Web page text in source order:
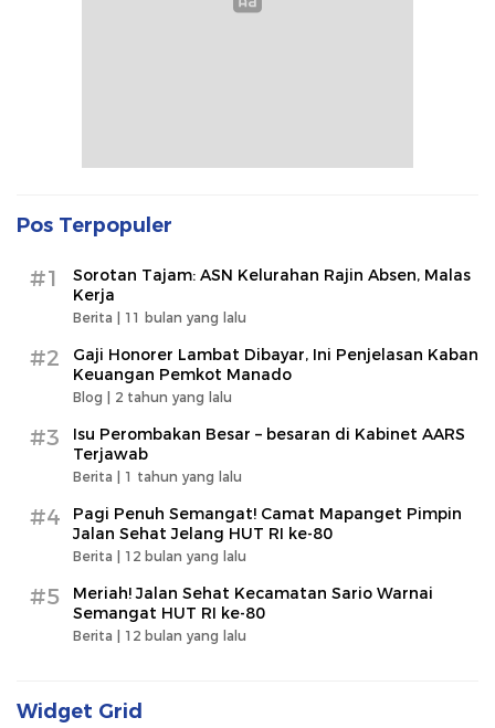
Pos Terpopuler
#1
Sorotan Tajam: ASN Kelurahan Rajin Absen, Malas
Kerja
Berita | 11 bulan yang lalu
#2
Gaji Honorer Lambat Dibayar, Ini Penjelasan Kaban
Keuangan Pemkot Manado
Blog | 2 tahun yang lalu
#3
Isu Perombakan Besar – besaran di Kabinet AARS
Terjawab
Berita | 1 tahun yang lalu
#4
Pagi Penuh Semangat! Camat Mapanget Pimpin
Jalan Sehat Jelang HUT RI ke-80
Berita | 12 bulan yang lalu
#5
Meriah! Jalan Sehat Kecamatan Sario Warnai
Semangat HUT RI ke-80
Berita | 12 bulan yang lalu
Widget Grid